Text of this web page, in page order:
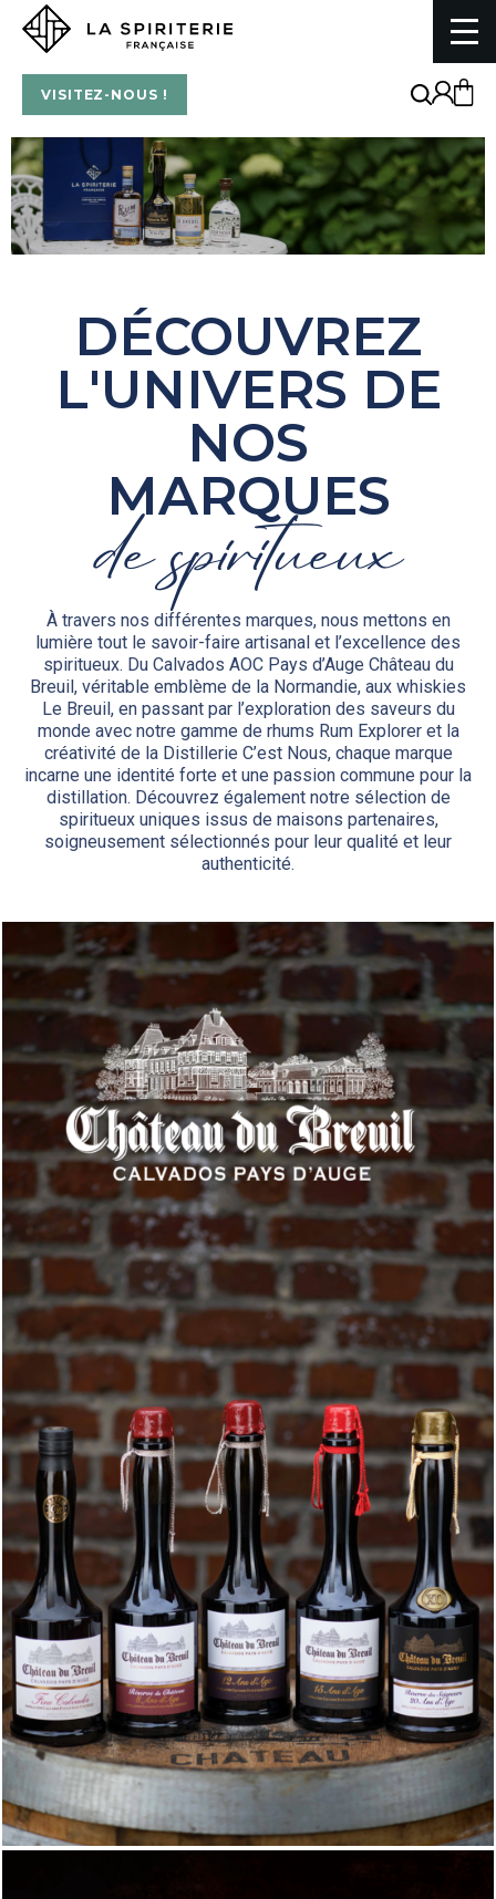
VISITEZ-NOUS !
La Spiriterie Française
DÉCOUVREZ
L'UNIVERS DE
NOS
MARQUES
de spiritueux
À travers nos différentes marques, nous mettons en
lumière tout le savoir-faire artisanal et l’excellence des
spiritueux. Du Calvados AOC Pays d’Auge Château du
Breuil, véritable emblème de la Normandie, aux whiskies
Le Breuil, en passant par l’exploration des saveurs du
monde avec notre gamme de rhums Rum Explorer et la
créativité de la Distillerie C’est Nous, chaque marque
incarne une identité forte et une passion commune pour la
distillation. Découvrez également notre sélection de
spiritueux uniques issus de maisons partenaires,
soigneusement sélectionnés pour leur qualité et leur
authenticité.